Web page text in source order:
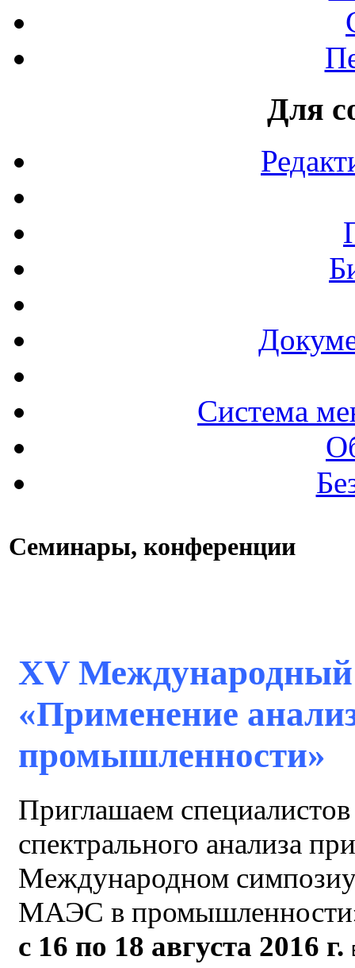
Для
Система
Семинары, конференции
XV
«Применение
промышленности»
Приглашаем
спектрального анализа
Международном
МАЭС в
с 16 по 18 августа 2016 г.